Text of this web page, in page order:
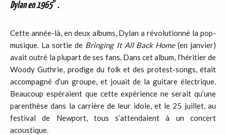
Dylan en 1965” .
Cette année-là, en deux albums, Dylan a révolutionné la pop-
musique. La sortie de Bringing It All Back Home(en janvier)
avait outré la plupart de ses fans. Dans cet album, l’héritier de
Woody Guthrie, prodige du folk et des protest-songs, était
accompagné d’un groupe, et jouait de la guitare électrique.
Beaucoup espéraient que cette expérience ne serait qu’une
parenthèse dans la carrière de leur idole, et le 25 juillet, au
festival de Newport, tous s’attendaient à un concert
acoustique.